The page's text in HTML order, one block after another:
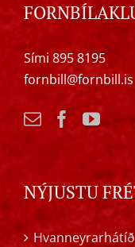
Sími 895 8195
fornbill@fornbill.is
NÝJUSTU